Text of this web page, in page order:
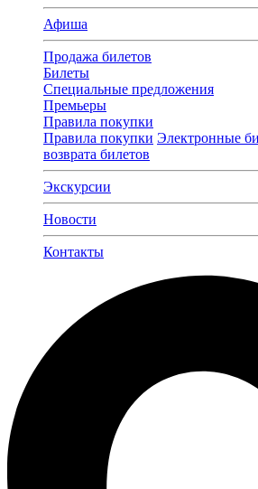
Афиша
Продажа билетов
Билеты
Специальные предложения
Премьеры
Правила покупки
Правила покупки Электронные
возврата билетов
Экскурсии
Новости
Контакты